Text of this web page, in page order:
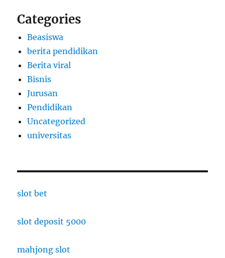
Categories
Beasiswa
berita pendidikan
Berita viral
Bisnis
Jurusan
Pendidikan
Uncategorized
universitas
slot bet
slot deposit 5000
mahjong slot